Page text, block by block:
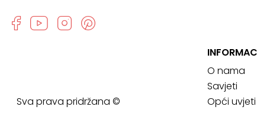
Sva prava pridržana ©
O nama
Savjeti
Opći uvjeti